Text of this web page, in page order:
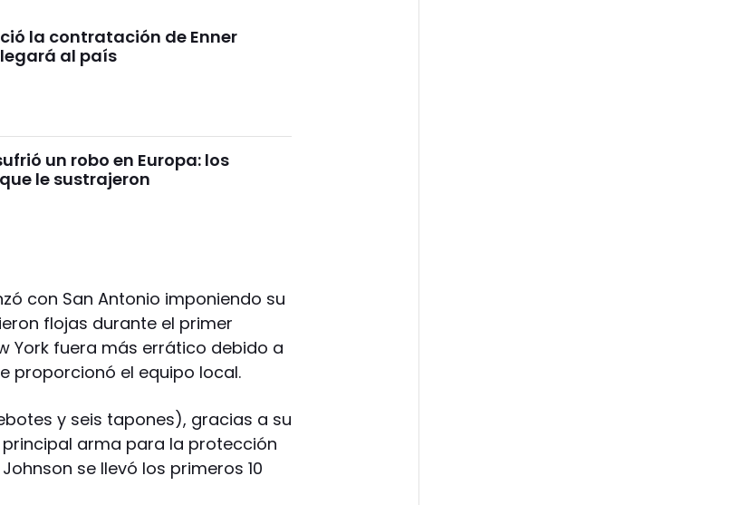
la contratación de Enner
al país
un robo en Europa: los
le sustrajeron
con San Antonio imponiendo su
flojas durante el primer
York fuera más errático debido a
proporcionó el equipo local.
y seis tapones), gracias a su
arma para la protección
se llevó los primeros 10